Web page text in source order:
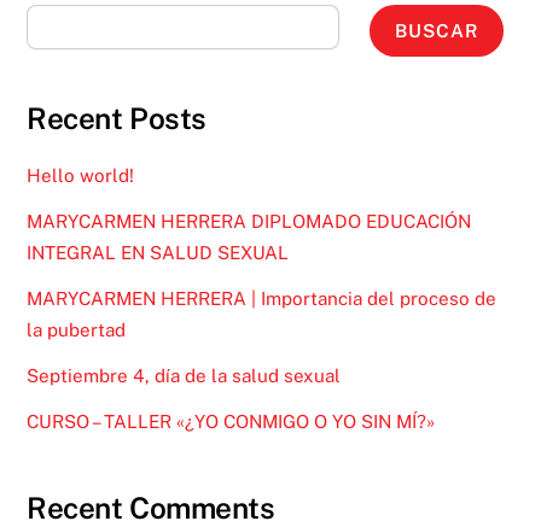
BUSCAR
Recent Posts
Hello world!
MARYCARMEN HERRERA DIPLOMADO EDUCACIÓN
INTEGRAL EN SALUD SEXUAL
MARYCARMEN HERRERA | Importancia del proceso de
la pubertad
Septiembre 4, día de la salud sexual
CURSO – TALLER «¿YO CONMIGO O YO SIN MÍ?»
Recent Comments